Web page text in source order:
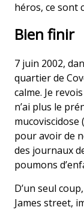
héros, ce sont
Bien finir
7 juin 2002,
quartier de
calme. Je
n’ai plus le
pour avoir de
des journaux
poumons
D’un seul
James street,